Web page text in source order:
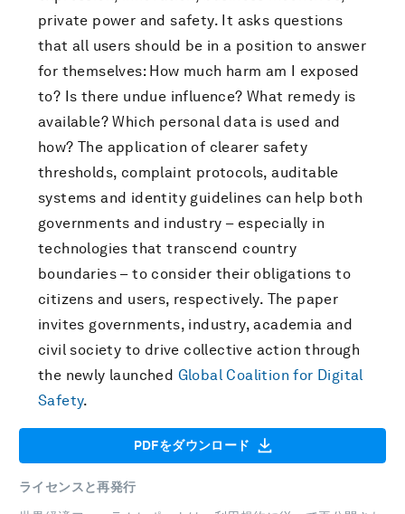
private power and safety. It asks questions
that all users should be in a position to answer
for themselves: How much harm am I exposed
to? Is there undue influence? What remedy is
available? Which personal data is used and
how? The application of clearer safety
thresholds, complaint protocols, auditable
systems and identity guidelines can help both
governments and industry – especially in
technologies that transcend country
boundaries – to consider their obligations to
citizens and users, respectively. The paper
invites governments, industry, academia and
civil society to drive collective action through
the newly launched Global Coalition for Digital
Safety.
PDFをダウンロード
ライセンスと再発行